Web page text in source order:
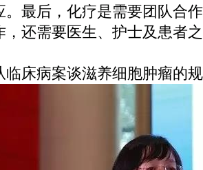
。最后，化疗是需要团队合
，还需要医生、护士及患者
临床病案谈滋养细胞肿瘤的